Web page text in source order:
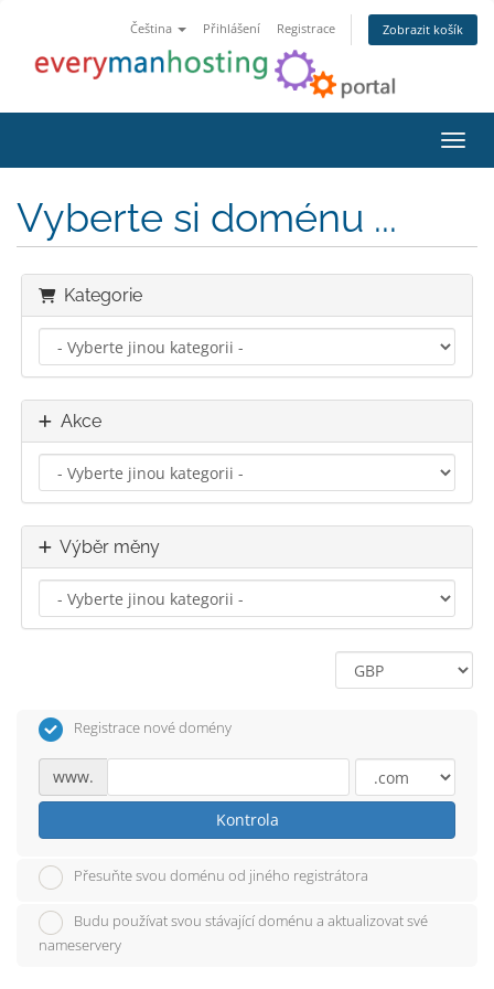
Čeština Přihlášení Registrace Zobrazit košík
Vyberte si doménu ...
Kategorie
Akce
Výběr měny
Registrace nové domény
www.
Kontrola
Přesuňte svou doménu od jiného registrátora
Budu používat svou stávající doménu a aktualizovat své
nameservery